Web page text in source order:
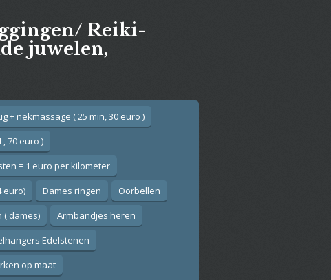
Reiki-
juwelen,
+ nekmassage ( 25 min, 30 euro )
, 70 euro )
= 1 euro per kilometer
euro) Dames ringen
Oorbellen
( dames)
Armbandjes heren
Edelstenen
op maat